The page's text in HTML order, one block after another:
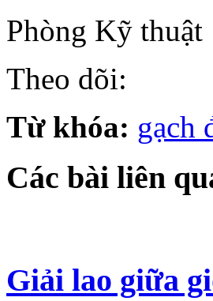
Phòng Kỹ thuật
Theo dõi:
Từ khóa: gạch
Các bài liên
Giải lao giữa